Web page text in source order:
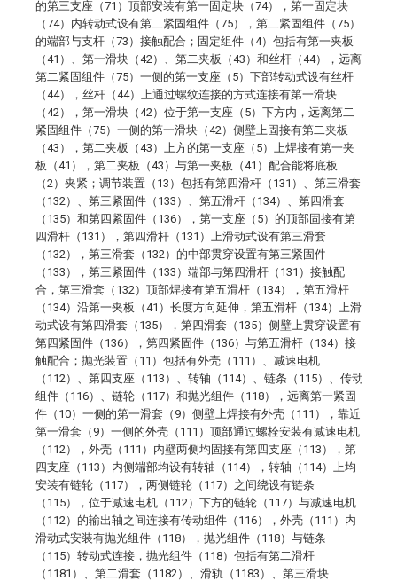
的第三支座（71）顶部安装有第一固定块（74），第一固定块
（74）内转动式设有第二紧固组件（75），第二紧固组件（75）
的端部与支杆（73）接触配合；固定组件（4）包括有第一夹板
（41）、第一滑块（42）、第二夹板（43）和丝杆（44），远离
第二紧固组件（75）一侧的第一支座（5）下部转动式设有丝杆
（44），丝杆（44）上通过螺纹连接的方式连接有第一滑块
（42），第一滑块（42）位于第一支座（5）下方内，远离第二
紧固组件（75）一侧的第一滑块（42）侧壁上固接有第二夹板
（43），第二夹板（43）上方的第一支座（5）上焊接有第一夹
板（41），第二夹板（43）与第一夹板（41）配合能将底板
（2）夹紧；调节装置（13）包括有第四滑杆（131）、第三滑套
（132）、第三紧固件（133）、第五滑杆（134）、第四滑套
（135）和第四紧固件（136），第一支座（5）的顶部固接有第
四滑杆（131），第四滑杆（131）上滑动式设有第三滑套
（132），第三滑套（132）的中部贯穿设置有第三紧固件
（133），第三紧固件（133）端部与第四滑杆（131）接触配
合，第三滑套（132）顶部焊接有第五滑杆（134），第五滑杆
（134）沿第一夹板（41）长度方向延伸，第五滑杆（134）上滑
动式设有第四滑套（135），第四滑套（135）侧壁上贯穿设置有
第四紧固件（136），第四紧固件（136）与第五滑杆（134）接
触配合；抛光装置（11）包括有外壳（111）、减速电机
（112）、第四支座（113）、转轴（114）、链条（115）、传动
组件（116）、链轮（117）和抛光组件（118），远离第一紧固
件（10）一侧的第一滑套（9）侧壁上焊接有外壳（111），靠近
第一滑套（9）一侧的外壳（111）顶部通过螺栓安装有减速电机
（112），外壳（111）内壁两侧均固接有第四支座（113），第
四支座（113）内侧端部均设有转轴（114），转轴（114）上均
安装有链轮（117），两侧链轮（117）之间绕设有链条
（115），位于减速电机（112）下方的链轮（117）与减速电机
（112）的输出轴之间连接有传动组件（116），外壳（111）内
滑动式安装有抛光组件（118），抛光组件（118）与链条
（115）转动式连接，抛光组件（118）包括有第二滑杆
（1181）、第二滑套（1182）、滑轨（1183）、第三滑块